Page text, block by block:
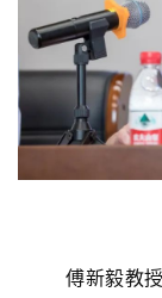
傅新毅教